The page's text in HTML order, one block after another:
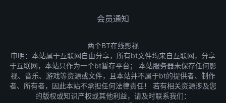
会员通知
两个BT在线影视
申明：本站属于互联网自由分享，所有bt文件均来自互联网，分享
于互联网，本站只作为一个bt暂存平台； 本站服务器未保存任何影
视、音乐、游戏等资源或文件，且本站并不属于bt的提供者、制作
者、所有者，因此本站不承担任何法律责任！ 若有相关资源涉及您
的版权或知识产权或其他利益，请及时联系我们：